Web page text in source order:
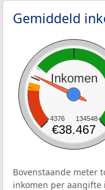
Gemiddeld
Inkomen
4376 134548
€38.467
Bovenstaande meter
inkomen per aangifte